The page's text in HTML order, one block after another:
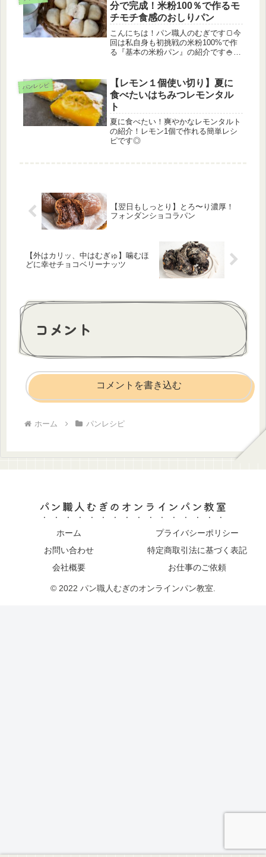
分で完成！米粉100％で作るモ
チモチ食感のおしりパン
こんにちは！パン職人のむぎです🍞今
回は私自身も初挑戦の米粉100%で作
る『基本の米粉パン』の紹介です🍚米
色々調べて、私みたいな米粉パン初心
者でも作りやすい配合、工程にしま
し...
パンレシピ
【レモン１個使い切り】夏に
食べたいはちみつレモンタル
ト
夏に食べたい！爽やかなレモンタルト
の紹介！レモン1個で作れる簡単レシ
ピです◎
【翌日もしっとり】とろ〜り濃厚！
フォンダンショコラパン
【外はカリッ、中はむぎゅ】噛むほ
どに幸せチョコベリーナッツ
コメント
コメントを書き込む
ホーム パンレシピ
パン職人むぎのオンラインパン教室
ホーム
プライバシーポリシー
お問い合わせ
特定商取引法に基づく表記
会社概要
お仕事のご依頼
© 2022 パン職人むぎのオンラインパン教室.